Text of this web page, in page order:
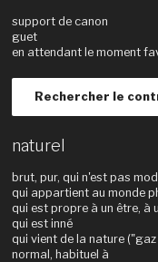
support de canon
guet
en attendant le moment
Rechercher le
naturel
brut, pur, qui n'est pas
qui appartient au monde
qui est propre à un être, à
qui est inné
qui vient de la nature
normal, habituel à